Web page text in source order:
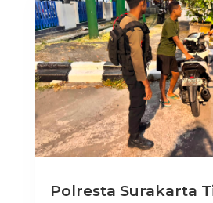
Polresta Surakarta